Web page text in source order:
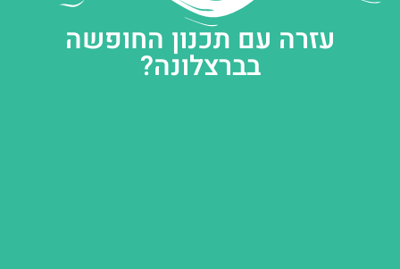
עזרה עם תכנון החופשה
בברצלונה?